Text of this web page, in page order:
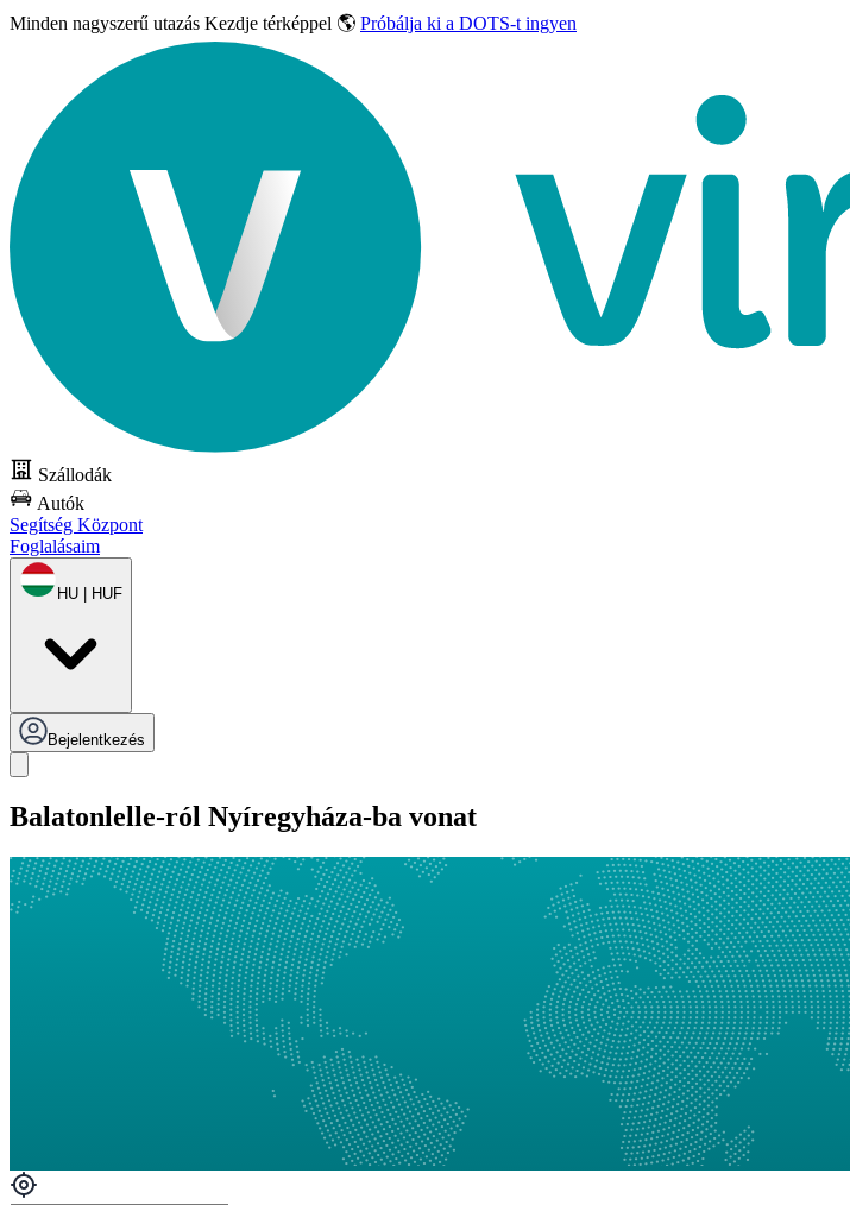
Minden nagyszerű utazás Kezdje térképpel 🌎 Próbálja ki a DOTS-t ingyen
Szállodák
Autók
Segítség Központ
Foglalásaim
HU | HUF
Bejelentkezés
Balatonlelle-ról Nyíregyháza-ba vonat